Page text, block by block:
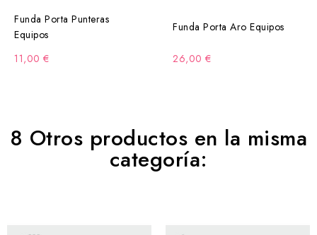
Funda Porta Punteras
Equipos
11,00 €
Funda Porta Aro Equipos
26,00 €
8 Otros productos en la misma
categoría: